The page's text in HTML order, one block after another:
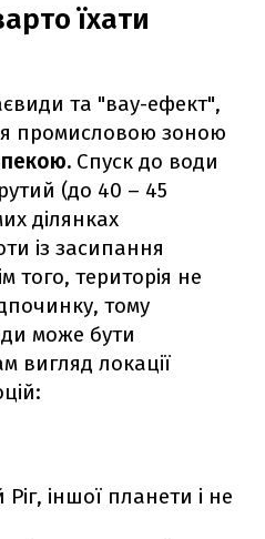
їхати
та "вау-ефект",
промисловою зоною
Спуск до води
(до 40 – 45
ділянках
із засипання
того, територія не
тому
може бути
вигляд локації
іншої планети і не